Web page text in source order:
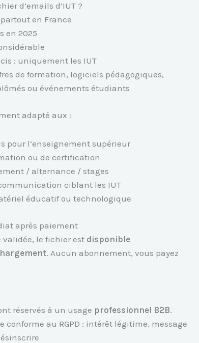
d’emails d’IUT ?
en France
en 2025
: uniquement les IUT
de formation, logiciels pédagogiques,
ou événements étudiants
adapté aux :
pour l’enseignement supérieur
ou de certification
/ alternance / stages
ciblant les IUT
éducatif ou technologique
après paiement
validée, le fichier est disponible
. Aucun abonnement, vous payez
réservés à un usage professionnel B2B.
conforme au RGPD : intérêt légitime, message